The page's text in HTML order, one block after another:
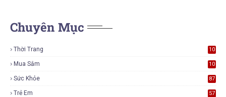
Chuyên Mục
Thời Trang
10
Mua Sắm
10
Sức Khỏe 87
Trẻ Em 57